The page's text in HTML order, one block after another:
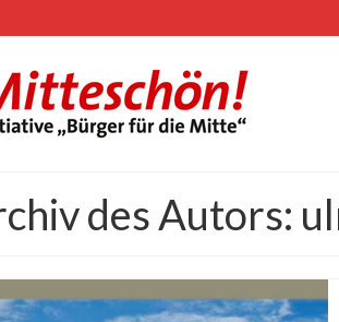
des Autors: